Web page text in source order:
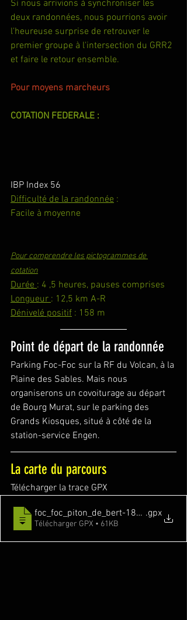
Si nous arrivions à synchroniser les
deux randonnées, nous pourrions avoir
l'heureuse surprise de retrouver le
premier groupe à l'intersection du GRR2
et faire le retour ensemble.
Pour moyens marcheurs
COTATION FEDERALE :
IBP Index 56
Difficulté de la randonnée :
Facile à moyenne
Pour comprendre les pictogrammes de
cotation
Durée : 4 ,5 heures, pauses comprises
Longueur : 12,5 km A-R
Dénivelé positif : 158 m
Point de départ de la randonnée
Parking Foc-Foc sur la RF du Volcan, à la
Plaine des Sables. Mais nous
organiserons un covoiturage au départ
de Bourg Murat, sur le parking des
Grands Kiosques, situé à côté de la
station-service Engen.
La carte du parcours
Télécharger la trace GPX
foc_foc_piton_de_bert-18172848-
.gpx
Télécharger GPX • 61KB